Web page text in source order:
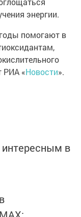
энергии.
помогают в
РИА «Новости».
в